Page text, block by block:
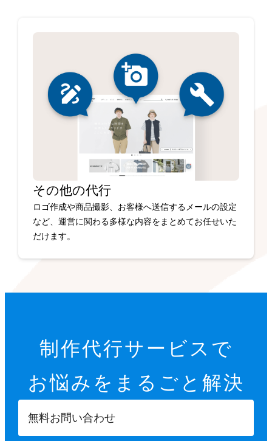
その他の代行
ロゴ作成や商品撮影、お客様へ送信するメールの設定
など、運営に関わる多様な内容をまとめてお任せいた
だけます。
制作代行サービスで
お悩みを まるごと解決
無料お問い合わせ